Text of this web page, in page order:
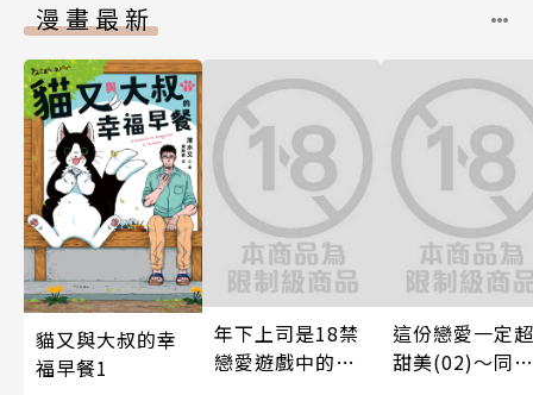
漫畫最新
貓又與大叔的幸
福早餐1
年下上司是18禁
戀愛遊戲中的我
這份戀愛一定超
甜美(02)～同居